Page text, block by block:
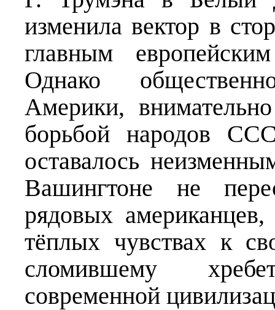
изменила вектор в
главным
Однако
Америки,
борьбой народов
оставалось
Вашингтоне не
рядовых
тёплых чувствах к
сломившему
современной